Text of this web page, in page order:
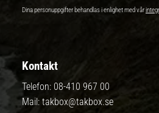
Dina personuppgifter behandlas i enlighet med vår
Kontakt
Telefon: 08-410 967 00
Mail: takbox@takbox.se